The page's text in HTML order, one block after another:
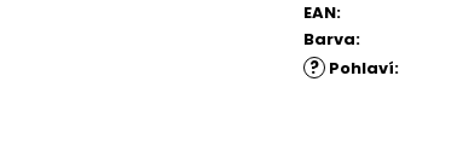
EAN:
Barva:
? Pohlaví: